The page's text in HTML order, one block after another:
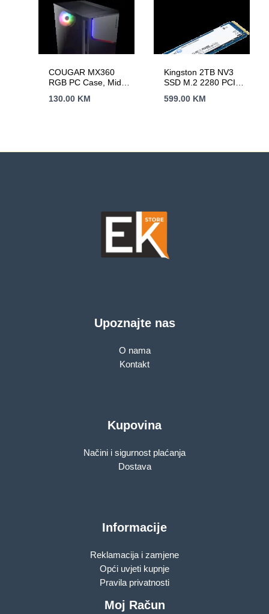
COUGAR MX360
RGB PC Case, Mid
130.00 KM
Kingston 2TB NV3
SSD M.2 2280 PCIe
6,000/ Write:
599.00 KM
Upoznajte nas
O nama
Kontakt
Kupovina
Načini i sigurnost plaćanja
Dostava
Informacije
Reklamacija i zamjene
Opći uvjeti kupnje
Pravila privatnosti
Moj Račun